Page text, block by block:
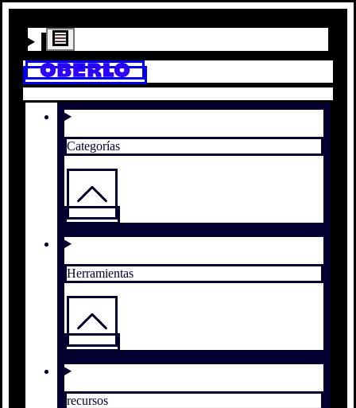
Categorías
Herramientas
recursos